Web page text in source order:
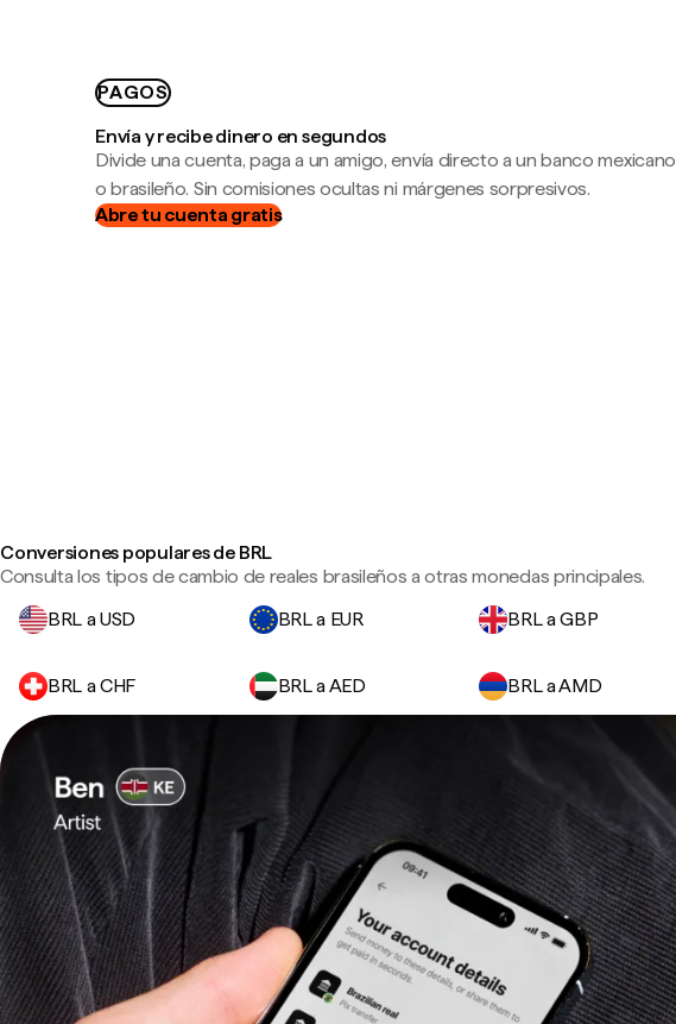
PAGOS
Envía y recibe dinero en segundos
Divide una cuenta, paga a un amigo, envía directo a un banco mexicano
o brasileño. Sin comisiones ocultas ni márgenes sorpresivos.
Abre tu cuenta gratis
Conversiones populares de BRL
Consulta los tipos de cambio de reales brasileños a otras monedas principales.
BRL a USD
BRL a EUR BRL a GBP
BRL a CHF BRL a AED BRL a AMD